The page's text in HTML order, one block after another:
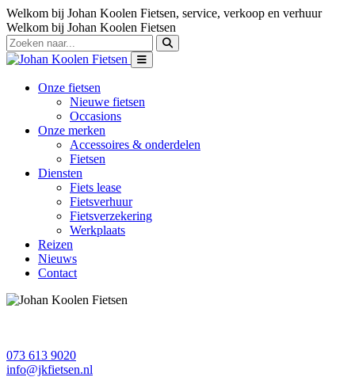
Welkom bij Johan Koolen Fietsen, service, verkoop en verhuur
Welkom bij Johan Koolen Fietsen
Onze fietsen
Nieuwe fietsen
Occasions
Onze merken
Accessoires & onderdelen
Fietsen
Diensten
Fiets lease
Fietsverhuur
Fietsverzekering
Werkplaats
Reizen
Nieuws
Contact
073 613 9020
info@jkfietsen.nl